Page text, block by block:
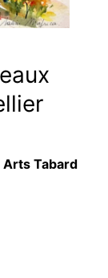
Tabard